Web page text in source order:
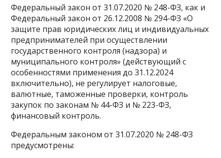
Федеральный закон от 31.07.2020 № 248-ФЗ, как и
Федеральный закон от 26.12.2008 № 294-ФЗ «О
защите прав юридических лиц и индивидуальных
предпринимателей при осуществлении
государственного контроля (надзора) и
муниципального контроля» (действующий с
особенностями применения до 31.12.2024
включительно), не регулирует налоговые,
валютные, таможенные проверки, контроль
закупок по законам № 44-ФЗ и № 223-ФЗ,
финансовый контроль.
Федеральным законом от 31.07.2020 № 248-ФЗ
предусмотрены: